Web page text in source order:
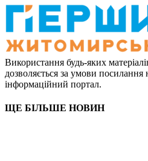
Використання будь-яких
дозволяється за умови
інформаційний портал.
ЩЕ БІЛЬШЕ НОВИН